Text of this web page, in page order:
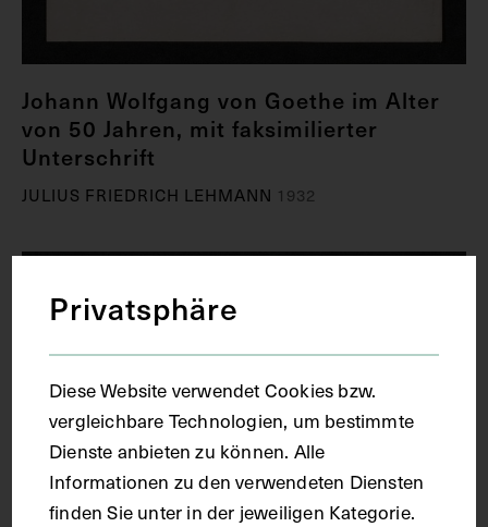
Johann Wolfgang von Goethe im Alter
von 50 Jahren, mit faksimilierter
Unterschrift
JULIUS FRIEDRICH LEHMANN 1932
Privatsphäre
Diese Website verwendet Cookies bzw.
vergleichbare Technologien, um bestimmte
Dienste anbieten zu können. Alle
Informationen zu den verwendeten Diensten
finden Sie unter in der jeweiligen Kategorie.